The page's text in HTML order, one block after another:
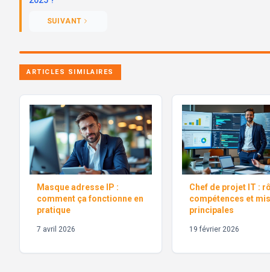
SUIVANT
ARTICLES SIMILAIRES
Masque adresse IP :
comment ça fonctionne en
pratique
7 avril 2026
Chef de projet IT :
compétences et
principales
19 février 2026